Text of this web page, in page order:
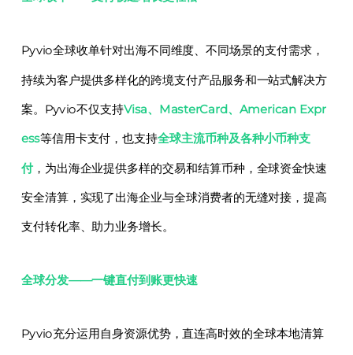
Pyvio全球收单针对出海不同维度、不同场景的支付需求，
持续为客户提供多样化的跨境支付产品服务和一站式解决方
案。Pyvio不仅支持Visa、MasterCard、American Expr
ess等信用卡支付，也支持全球主流币种及各种小币种支
付，为出海企业提供多样的交易和结算币种，全球资金快速
安全清算，实现了出海企业与全球消费者的无缝对接，提高
支付转化率、助力业务增长。
全球分发——一键直付到账更快速
Pyvio充分运用自身资源优势，直连高时效的全球本地清算